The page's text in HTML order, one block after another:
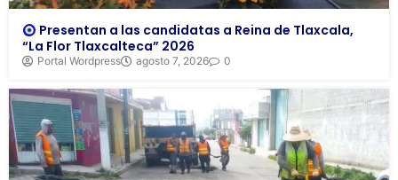
Presentan a las candidatas a Reina de Tlaxcala,
“La Flor Tlaxcalteca” 2026
Portal Wordpress agosto 7, 2026 0